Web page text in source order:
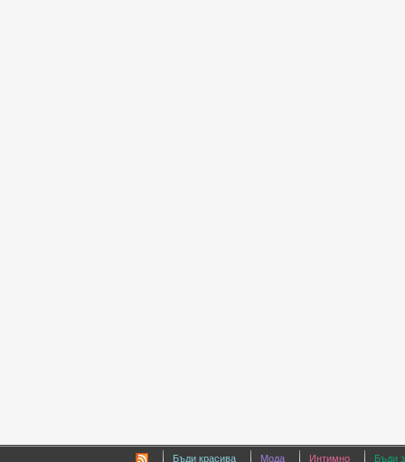
Бъди красива Мода Интимно Бъди